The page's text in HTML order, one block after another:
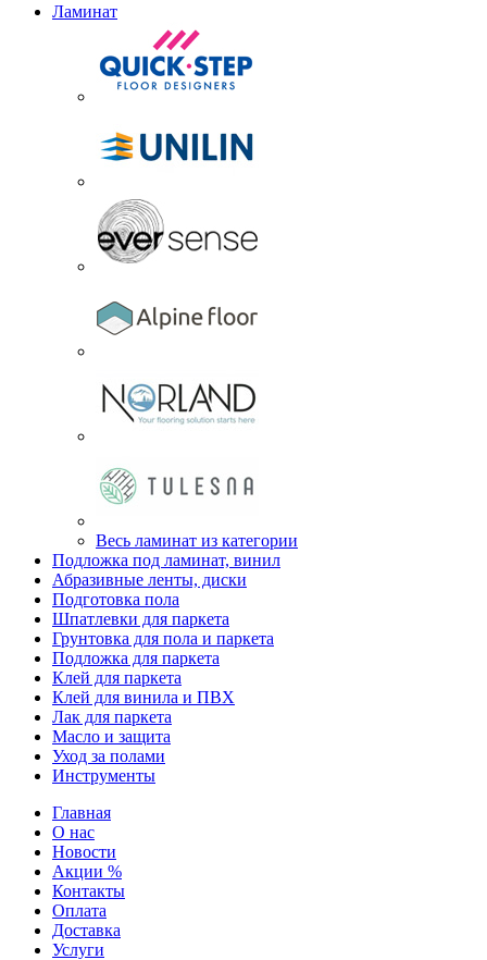
Ламинат
Весь ламинат из категории
Подложка под ламинат, винил
Абразивные ленты, диски
Подготовка пола
Шпатлевки для паркета
Грунтовка для пола и паркета
Подложка для паркета
Клей для паркета
Клей для винила и ПВХ
Лак для паркета
Масло и защита
Уход за полами
Инструменты
Главная
О нас
Новости
Акции %
Контакты
Оплата
Доставка
Услуги